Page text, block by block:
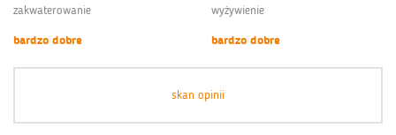
zakwaterowanie
bardzo dobre
wyżywienie
bardzo dobre
skan opinii